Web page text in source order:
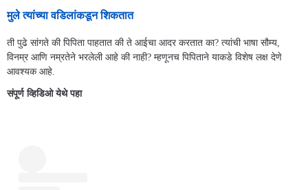
मुले त्यांच्या वडिलांकडून शिकतात
ती पुढे सांगते की पिपिता पाहतात की ते आईचा आदर करतात का? त्यांची भाषा सौम्य,
विनम्र आणि नम्रतेने भरलेली आहे की नाही? म्हणूनच पिपिताने याकडे विशेष लक्ष देणे
आवश्यक आहे.
संपूर्ण व्हिडिओ येथे पहा